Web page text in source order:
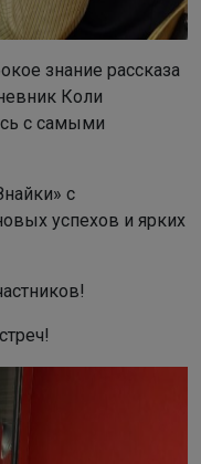
знание рассказа
Коли
с самыми
с
успехов и ярких